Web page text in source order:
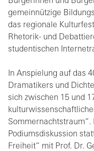
gemeinnützige
das regionale
Rhetorik- und
studentischen
In Anspielung auf das
Dramatikers und
sich zwischen 15 und
Podiumsdiskussion
Freiheit“ mit Prof. Dr.